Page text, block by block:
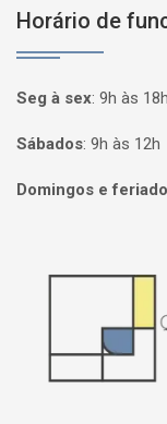
Horário de
Seg à sex: 9h às 18h
Sábados: 9h às 12h
Domingos e